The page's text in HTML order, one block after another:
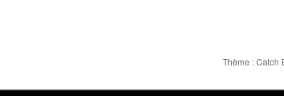
Thème : Catch